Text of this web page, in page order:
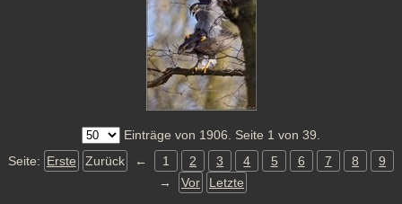
Einträge von 1906. Seite 1 von 39.
Seite: Erste Zurück ← 1 2 3 4 5 6 7 8
9
→
Vor Letzte